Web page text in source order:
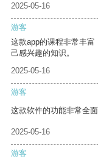
2025-05-16
游客
这款app的课程非常丰
己感兴趣的知识。
2025-05-16
游客
这款软件的功能非常全
2025-05-16
游客